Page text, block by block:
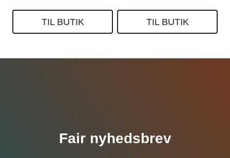
TIL BUTIK TIL BUTIK
Fair nyhedsbrev